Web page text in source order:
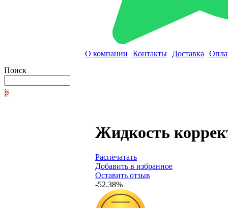
О компании Контакты Доставка
Поиск
Жидкость
Распечатать
Добавить в избранное
Оставить отзыв
-52.38%